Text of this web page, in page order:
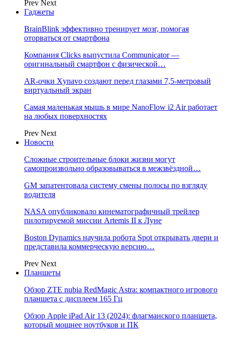
Prev Next
Гаджеты
BrainBlink эффективно тренирует мозг, помогая
оторваться от смартфона
Компания Clicks выпустила Communicator —
оригинальный смартфон с физической…
AR-очки Xynavo создают перед глазами 7,5-метровый
виртуальный экран
Самая маленькая мышь в мире NanoFlow i2 Air работает
на любых поверхностях
Prev Next
Новости
Сложные строительные блоки жизни могут
самопроизвольно образовываться в межзвёздной…
GM запатентовала систему смены полосы по взгляду
водителя
NASA опубликовало кинематографичный трейлер
пилотируемой миссии Artemis II к Луне
Boston Dynamics научила робота Spot открывать двери и
представила коммерческую версию…
Prev Next
Планшеты
Обзор ZTE nubia RedMagic Astra: компактного игрового
планшета с дисплеем 165 Гц
Обзор Apple iPad Air 13 (2024): флагманского планшета,
который мощнее ноутбуков и ПК